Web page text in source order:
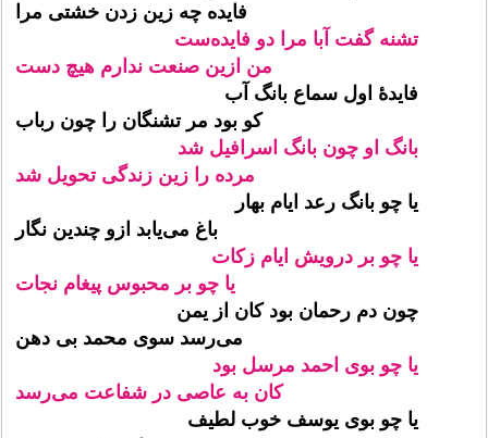
فایده چه زین زدن خشتی مرا
تشنه گفت آبا مرا دو فایده‌ست
من ازین صنعت ندارم هیچ دست
فایدهٔ اول سماع بانگ آب
کو بود مر تشنگان را چون رباب
بانگ او چون بانگ اسرافیل شد
مرده را زین زندگی تحویل شد
یا چو بانگ رعد ایام بهار
باغ می‌یابد ازو چندین نگار
یا چو بر درویش ایام زکات
یا چو بر محبوس پیغام نجات
چون دم رحمان بود کان از یمن
می‌رسد سوی محمد بی دهن
یا چو بوی احمد مرسل بود
کان به عاصی در شفاعت می‌رسد
یا چو بوی یوسف خوب لطیف